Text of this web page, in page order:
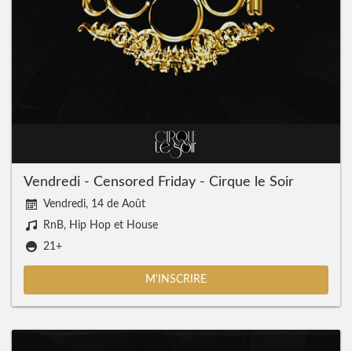
Vendredi - Censored Friday - Cirque le Soir
Vendredi, 14 de Août
RnB, Hip Hop et House
21+
M'INSCRIRE